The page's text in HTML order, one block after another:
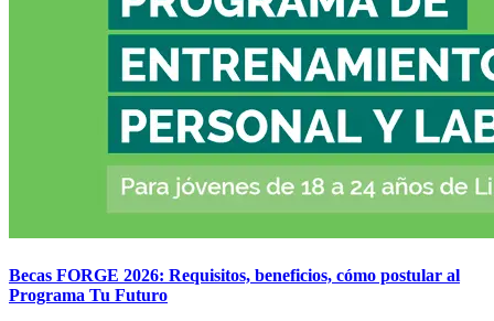
Becas FORGE 2026: Requisitos, beneficios, cómo postular al
Programa Tu Futuro